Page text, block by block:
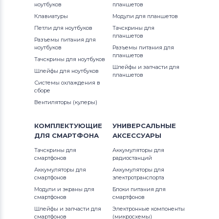
Аккумуляторы для ноутбуков
Thunderobot
Аккумуляторы для ноутбуков
Lenovo
Аккумуляторы для ноутбуков
Gateway
Аккумуляторы для ноутбуков
Аккумуляторы для ноутбуков
Advent
Аккумуляторы для ноутбуковHP
Аккумуляторы для ноутбуковMSI
Аккумуляторы для ноутбуков
G3 Series
G5 Series
G7
Inspiron
Inspiron 11
Inspiron 11z
Inspiron 13
Inspiron 14
Inspiron 14R
Inspiron 14V
13R (N3010)
13z (1370)
14 7467
1400
ноутбуков
Клавиатуры
Петли для ноутбуков
Разъемы питания для
ноутбуков
Тачскрины для ноутбуков
Шлейфы для ноутбуков
Системы охлаждения в
сборе
Вентиляторы (кулеры)
планшетов
Модули для планшетов
Тачскрины для
планшетов
Разъемы питания для
планшетов
Шлейфы и запчасти для
планшетов
КОМПЛЕКТУЮЩИЕ
ДЛЯ СМАРТФОНА
Тачскрины для
смартфонов
Аккумуляторы для
смартфонов
Модули и экраны для
смартфонов
Шлейфы и запчасти для
смартфонов
УНИВЕРСАЛЬНЫЕ
АКСЕССУАРЫ
Аккумуляторы для
радиостанций
Аккумуляторы для
электротранспорта
Блоки питания для
смартфонов
Электронные компоненты
(микросхемы)